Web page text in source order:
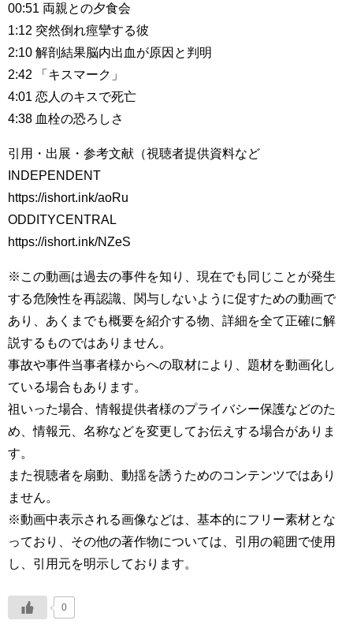
00:51 両親との夕食会
1:12 突然倒れ痙攣する彼
2:10 解剖結果脳内出血が原因と判明
2:42 「キスマーク」
4:01 恋人のキスで死亡
4:38 血栓の恐ろしさ
引用・出展・参考文献（視聴者提供資料など
INDEPENDENT
https://ishort.ink/aoRu
ODDITYCENTRAL
https://ishort.ink/NZeS
※この動画は過去の事件を知り、現在でも同じことが発生
する危険性を再認識、関与しないように促すための動画で
あり、あくまでも概要を紹介する物、詳細を全て正確に解
説するものではありません。
事故や事件当事者様からへの取材により、題材を動画化し
ている場合もあります。
祖いった場合、情報提供者様のプライバシー保護などのた
め、情報元、名称などを変更してお伝えする場合がありま
す。
また視聴者を扇動、動揺を誘うためのコンテンツではあり
ません。
※動画中表示される画像などは、基本的にフリー素材とな
っており、その他の著作物については、引用の範囲で使用
し、引用元を明示しております。
0